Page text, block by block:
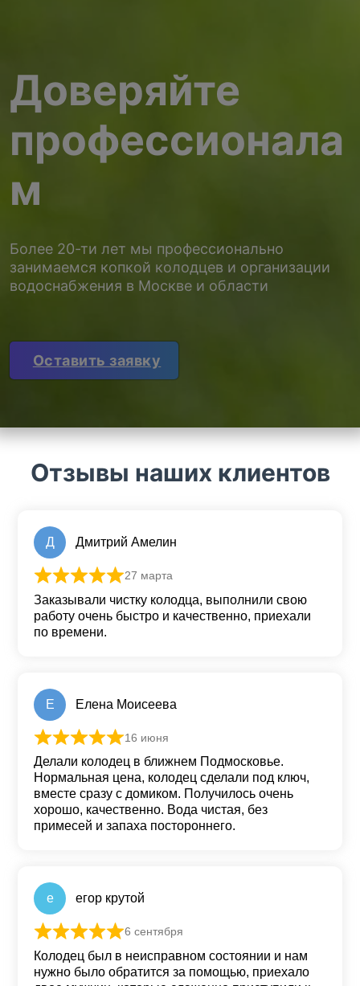
Доверяйте
профессионала
м
Более 20-ти лет мы профессионально
занимаемся копкой колодцев и организации
водоснабжения в Москве и области
Оставить заявку
Отзывы наших клиентов
Д Дмитрий Амелин
Оценка из 5
27 марта
Заказывали чистку колодца, выполнили свою
работу очень быстро и качественно, приехали
по времени.
Е Елена Моисеева
Оценка
16 июня
Делали колодец в ближнем Подмосковье.
Нормальная цена, колодец сделали под ключ,
вместе сразу с домиком. Получилось очень
хорошо, качественно. Вода чистая, без
примесей и запаха постороннего.
е егор крутой
Оценка
6 сентября
Колодец был в неисправном состоянии и нам
нужно было обратится за помощью, приехало